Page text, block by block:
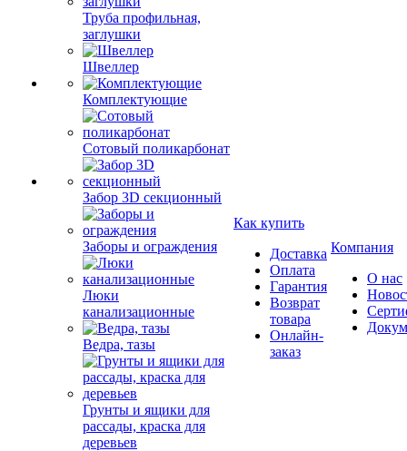
Труба профильная,
заглушки
Швеллер
Комплектующие
Сотовый поликарбонат
Забор 3D секционный
Заборы и ограждения
Люки
канализационные
Ведра, тазы
Грунты и ящики для
рассады, краска для
деревьев
Как купить
Доставка
Оплата
Гарантия
Возврат
товара
Онлайн-
заказ
Компания
О нас